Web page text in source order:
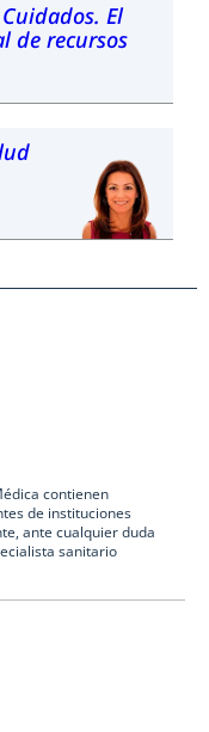
El
de recursos
contienen
de instituciones
ante cualquier duda
sanitario